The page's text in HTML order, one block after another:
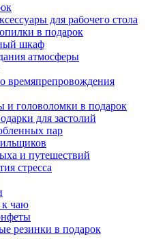
для рабочего стола
в подарок
шкаф
атмосферы
времяпрепровождения
и головоломки в подарок
для застолий
пар
и путешествий
стресса
к чаю
резинки в подарок